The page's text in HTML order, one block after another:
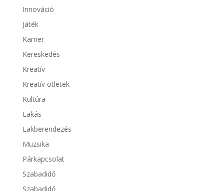
Innováció
Játék
Karrier
Kereskedés
Kreatív
Kreatív ötletek
Kultúra
Lakás
Lakberendezés
Muzsika
Párkapcsolat
Szabadidő
Szabadidő